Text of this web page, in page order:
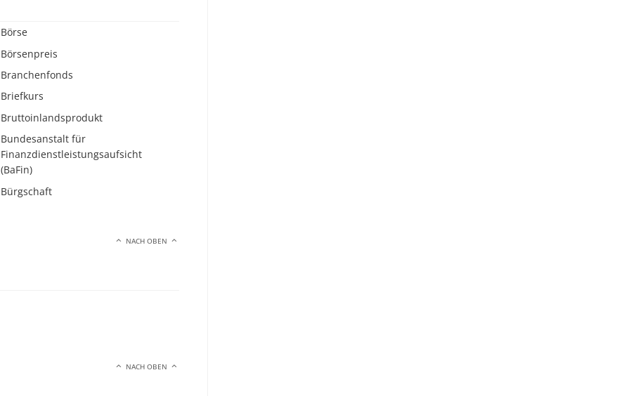
Börse
Börsenpreis
Branchenfonds
Briefkurs
Bruttoinlandsprodukt
Bundesanstalt für
Finanzdienstleistungsaufsicht
(BaFin)
Bürgschaft
NACH OBEN
NACH OBEN